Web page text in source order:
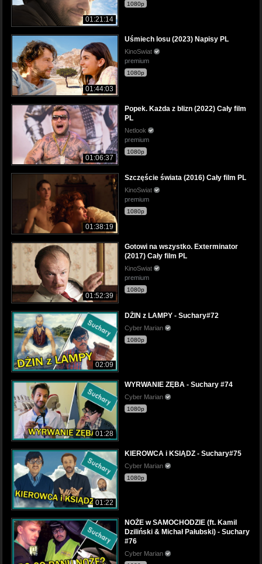
01:21:14
1080p
01:44:03
Uśmiech losu (2023) Napisy PL
KinoSwiat
premium
1080p
01:06:37
Popek. Każda z blizn (2022) Cały film
PL
Netlook
premium
1080p
01:38:19
Szczęście świata (2016) Cały film PL
KinoSwiat
premium
1080p
01:52:39
Gotowi na wszystko. Exterminator
(2017) Cały film PL
KinoSwiat
premium
1080p
02:09
DŻIN z LAMPY - Suchary#72
Cyber Marian
1080p
01:28
WYRWANIE ZĘBA - Suchary #74
Cyber Marian
1080p
01:22
KIEROWCA i KSIĄDZ - Suchary#75
Cyber Marian
1080p
NOŻE w SAMOCHODZIE (ft. Kamil
Dziliński & Michał Pałubski) - Suchary
#76
Cyber Marian